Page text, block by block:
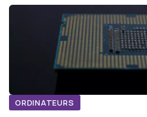
ORDINATEURS